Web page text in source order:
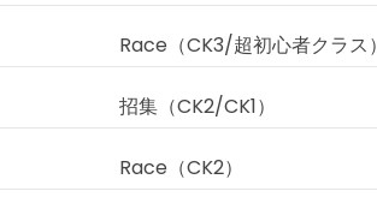
Race（CK3/超初心者クラス）
招集（CK2/CK1）
Race（CK2）